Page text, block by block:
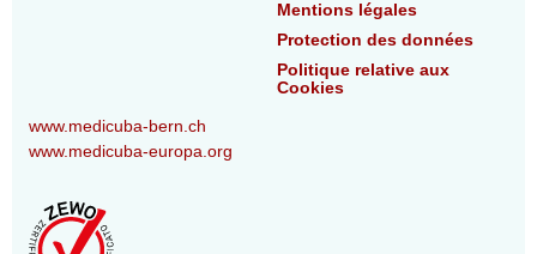
Mentions légales
Protection des données
Politique relative aux
Cookies
www.medicuba-bern.ch
www.medicuba-europa.org